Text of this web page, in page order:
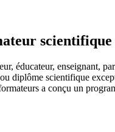
scientifique
éducateur, enseignant,
diplôme scientifique
a conçu un